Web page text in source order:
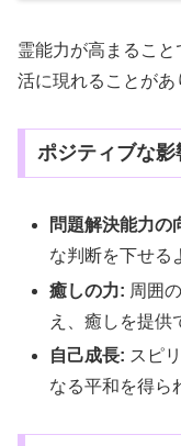
霊能力が高まるこ
活に現れることがあ
ポジティブな影
問題解決能力の
な判断を下せる
癒しの力: 周囲
え、癒しを提供
自己成長: スピ
なる平和を得ら